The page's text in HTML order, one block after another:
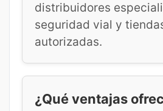
distribuidores
seguridad vial y
autorizadas.
¿Qué ventajas